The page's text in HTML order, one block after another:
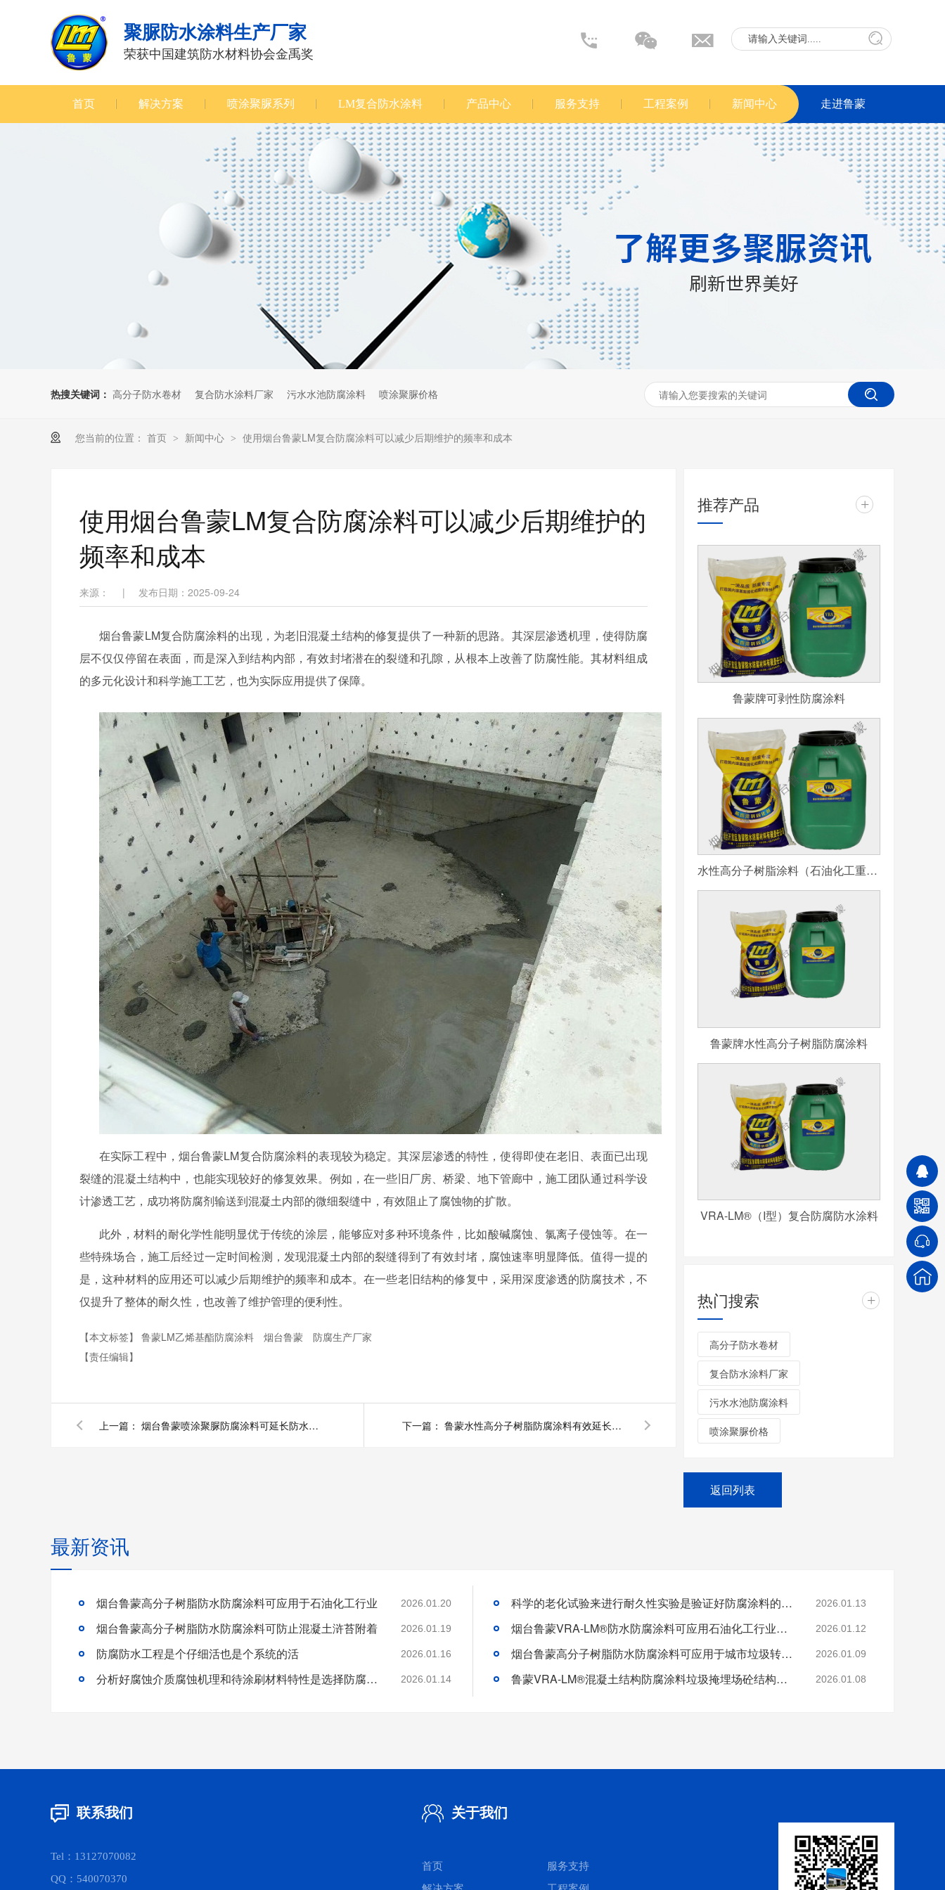
聚脲防水涂料生产厂家
荣获中国建筑防水材料协会金禹奖
首页 解决方案 喷涂聚脲系列 LM复合防水涂料 产品中心 服务支持 工程案例 新闻中心 走进鲁蒙
热搜关键词： 高分子防水卷材 复合防水涂料厂家 污水水池防腐涂料 喷涂聚脲价格
您当前的位置： 首页 > 新闻中心 > 使用烟台鲁蒙LM复合防腐涂料可以减少后期维护的频率和成本
使用烟台鲁蒙LM复合防腐涂料可以减少后期维护的
频率和成本
来源： | 发布日期：2025-09-24
烟台鲁蒙LM复合防腐涂料的出现，为老旧混凝土结构的修复提供了一种新的思路。其深层渗透机理，使得防腐
层不仅仅停留在表面，而是深入到结构内部，有效封堵潜在的裂缝和孔隙，从根本上改善了防腐性能。其材料组成
的多元化设计和科学施工工艺，也为实际应用提供了保障。
在实际工程中，烟台鲁蒙LM复合防腐涂料的表现较为稳定。其深层渗透的特性，使得即使在老旧、表面已出现
裂缝的混凝土结构中，也能实现较好的修复效果。例如，在一些旧厂房、桥梁、地下管廊中，施工团队通过科学设
计渗透工艺，成功将防腐剂输送到混凝土内部的微细裂缝中，有效阻止了腐蚀物的扩散。
此外，材料的耐化学性能明显优于传统的涂层，能够应对多种环境条件，比如酸碱腐蚀、氯离子侵蚀等。在一
些特殊场合，施工后经过一定时间检测，发现混凝土内部的裂缝得到了有效封堵，腐蚀速率明显降低。值得一提的
是，这种材料的应用还可以减少后期维护的频率和成本。在一些老旧结构的修复中，采用深度渗透的防腐技术，不
仅提升了整体的耐久性，也改善了维护管理的便利性。
【本文标签】 鲁蒙LM乙烯基酯防腐涂料 烟台鲁蒙
防腐生产厂家
【责任编辑】
上一篇： 烟台鲁蒙喷涂聚脲防腐涂料可延长防水防腐期限时间长 下一篇： 鲁蒙水性高分子树脂防腐涂料有效延长其使用寿命、提升防护性能
推荐产品 +
鲁蒙牌可剥性防腐涂料
水性高分子树脂涂料（石油化工重防腐用）
鲁蒙牌水性高分子树脂防腐涂料
VRA-LM®（I型）复合防腐防水涂料
热门搜索 +
高分子防水卷材
复合防水涂料厂家
污水水池防腐涂料
喷涂聚脲价格
返回列表
最新资讯
烟台鲁蒙高分子树脂防水防腐涂料可应用于石油化工行业 2026.01.20
烟台鲁蒙高分子树脂防水防腐涂料可防止混凝土浒苔附着 2026.01.19
防腐防水工程是个仔细活也是个系统的活 2026.01.16
分析好腐蚀介质腐蚀机理和待涂刷材料特性是选择防腐涂料的基础 2026.01.14
科学的老化试验来进行耐久性实验是验证好防腐涂料的途径 2026.01.13
烟台鲁蒙VRA-LM®防水防腐涂料可应用石油化工行业防腐防水 2026.01.12
烟台鲁蒙高分子树脂防水防腐涂料可应用于城市垃圾转运车 2026.01.09
鲁蒙VRA-LM®混凝土结构防腐涂料垃圾掩埋场砼结构防腐 2026.01.08
联系我们
Tel：13127070082
QQ：540070370
关于我们
首页
服务支持